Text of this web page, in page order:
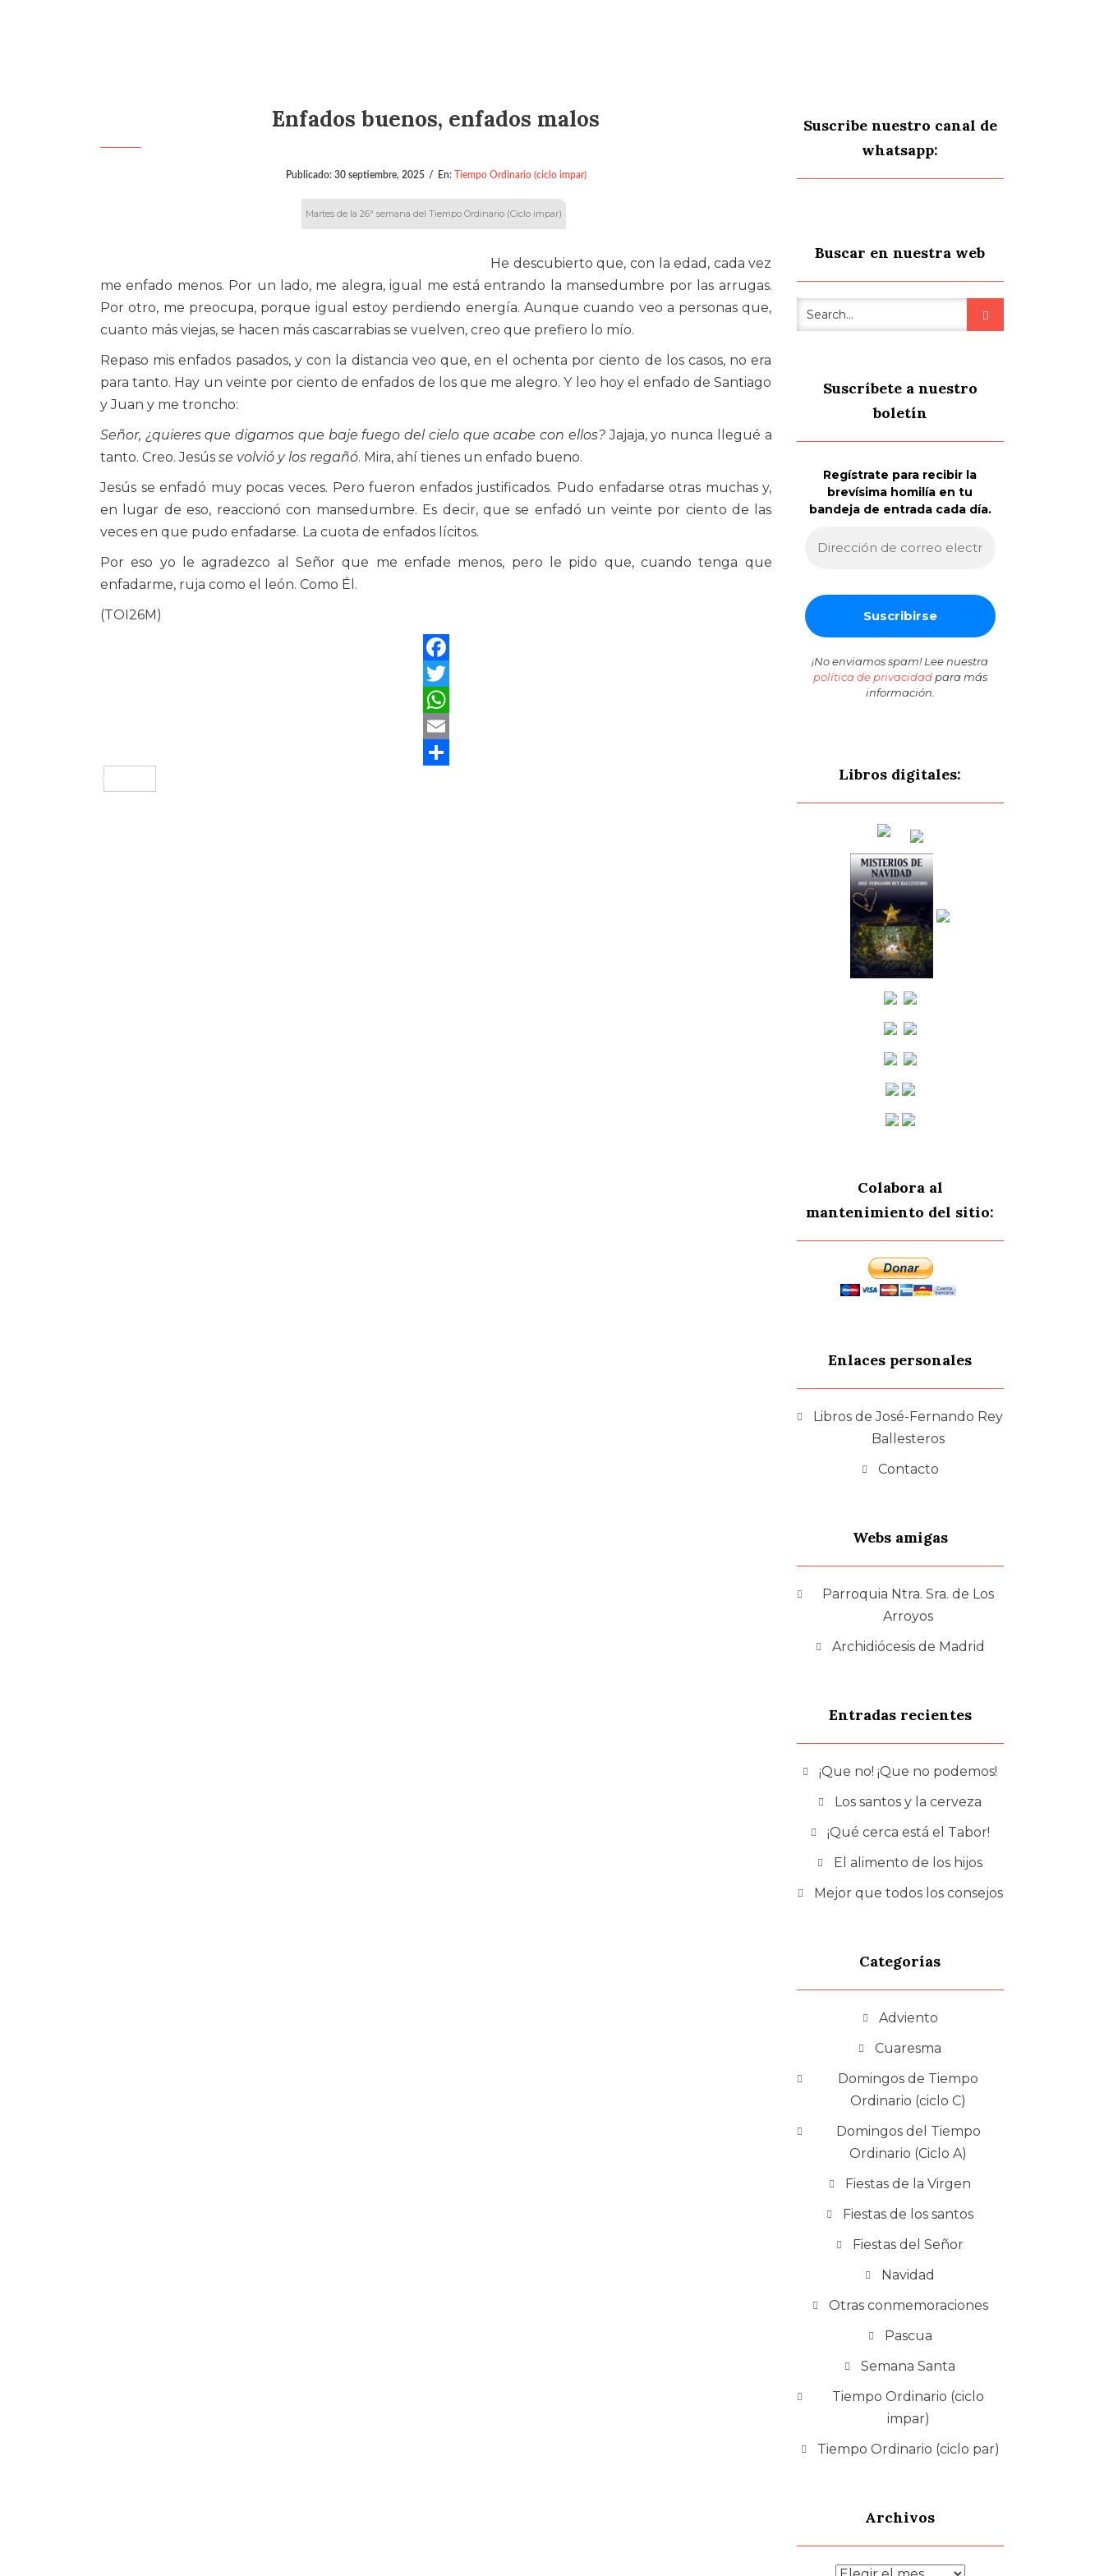
Enfados buenos, enfados malos
Publicado: 30 septiembre, 2025 / En: Tiempo Ordinario (ciclo impar)
Martes de la 26ª semana del Tiempo Ordinario (Ciclo impar)
He descubierto que, con la edad, cada vez
me enfado menos. Por un lado, me alegra, igual me está entrando la mansedumbre por las arrugas.
Por otro, me preocupa, porque igual estoy perdiendo energía. Aunque cuando veo a personas que,
cuanto más viejas, se hacen más cascarrabias se vuelven, creo que prefiero lo mío.
Repaso mis enfados pasados, y con la distancia veo que, en el ochenta por ciento de los casos, no era
para tanto. Hay un veinte por ciento de enfados de los que me alegro. Y leo hoy el enfado de Santiago
y Juan y me troncho:
Señor, ¿quieres que digamos que baje fuego del cielo que acabe con ellos?Jajaja, yo nunca llegué a
tanto. Creo. Jesús se volvió y los regañó. Mira, ahí tienes un enfado bueno.
Jesús se enfadó muy pocas veces. Pero fueron enfados justificados. Pudo enfadarse otras muchas y,
en lugar de eso, reaccionó con mansedumbre. Es decir, que se enfadó un veinte por ciento de las
veces en que pudo enfadarse. La cuota de enfados lícitos.
Por eso yo le agradezco al Señor que me enfade menos, pero le pido que, cuando tenga que
enfadarme, ruja como el león. Como Él.
(TOI26M)
Facebook
Twitter
WhatsApp
Email
Suscribe nuestro canal de
whatsapp:
Buscar en nuestra web
Suscríbete a nuestro
boletín
Regístrate para recibir la
brevísima homilía en tu
bandeja de entrada cada día.
¡No enviamos spam! Lee nuestra
política de privacidadpara más
información.
Libros digitales:
Colabora al
mantenimiento del sitio:
Enlaces personales
Libros de José-Fernando Rey
Ballesteros
Contacto
Webs amigas
Parroquia Ntra. Sra. de Los
Arroyos
Archidiócesis de Madrid
Entradas recientes
¡Que no! ¡Que no podemos!
Los santos y la cerveza
¡Qué cerca está el Tabor!
El alimento de los hijos
Mejor que todos los consejos
Categorías
Adviento
Cuaresma
Domingos de Tiempo
Ordinario (ciclo C)
Domingos del Tiempo
Ordinario (Ciclo A)
Fiestas de la Virgen
Fiestas de los santos
Fiestas del Señor
Navidad
Otras conmemoraciones
Pascua
Semana Santa
Tiempo Ordinario (ciclo
impar)
Tiempo Ordinario (ciclo par)
Archivos
Archivos